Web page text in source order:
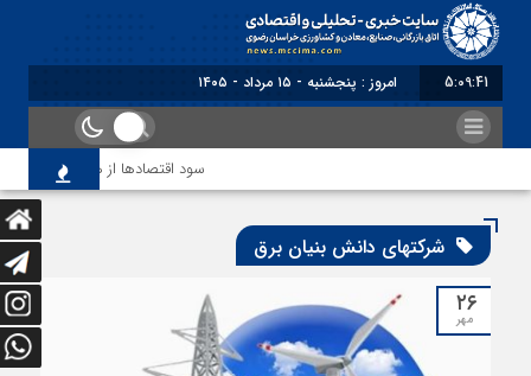
5:09:41 امروز : پنجشنبه - ۱۵ مرداد - ۱۴۰۵
سود اقتصاد‌ها از هوش مصنوعی
شرکتهای دانش بنیان برق
۲۶
مهر